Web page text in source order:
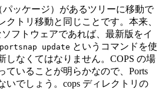
パッケージ）があるツリーに移動で
クトリ移動と同じことです。本来、
ソフトウェアであれば、最新版をイ
portsnap update というコマンドを使
しなくてはなりません。COPS の場
ていることが明らかなので、Ports
いでしょう。cops ディレクトリの